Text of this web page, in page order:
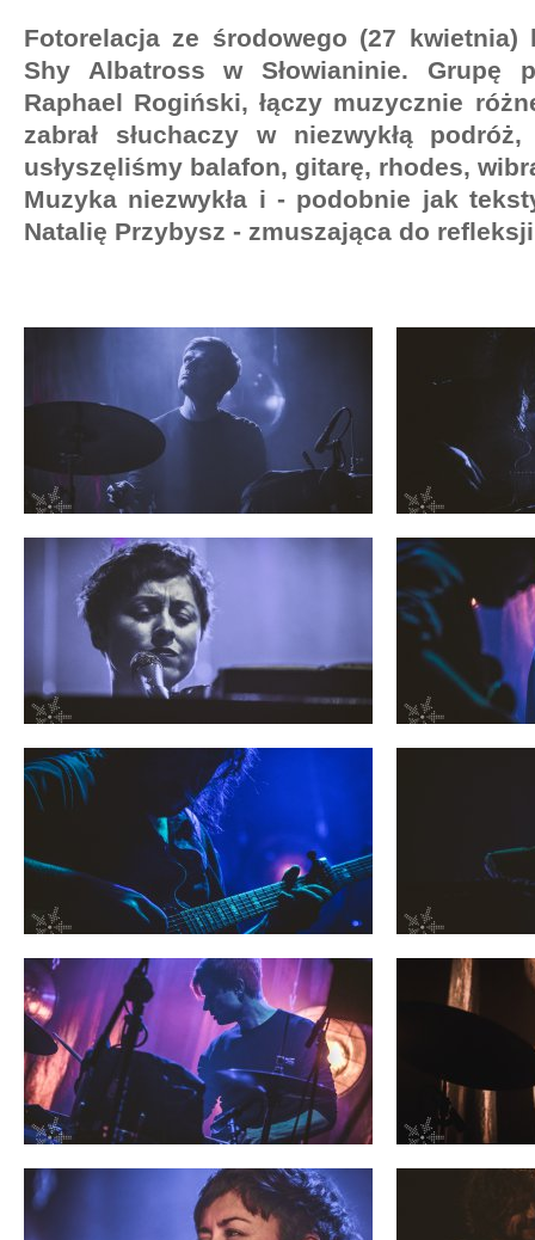
Fotorelacja ze środowego (27 kwietnia)
Shy Albatross w Słowianinie. Grupę
Raphael Rogiński, łączy muzycznie
zabrał słuchaczy w niezwykłą
usłyszęliśmy balafon, gitarę, rhodes,
Muzyka niezwykła i - podobnie jak
Natalię Przybysz - zmuszająca do